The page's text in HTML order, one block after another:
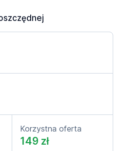
Korzystna oferta
149 zł